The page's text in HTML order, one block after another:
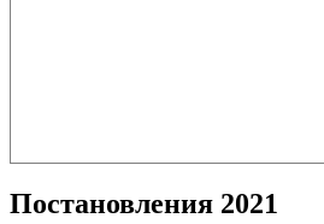
Постановления 2021